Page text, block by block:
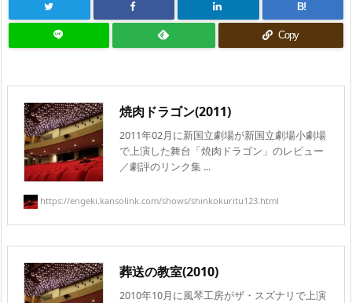
B!
Copy
焼肉ドラゴン(2011)
2011年02月に新国立劇場が新国立劇場小劇場
で上演した舞台「焼肉ドラゴン」のレビュー
／劇評のリンク集 ...
https://engeki.kansolink.com/shows/shinkokuritu123.html
葬送の教室(2010)
2010年10月に風琴工房がザ・スズナリで上演